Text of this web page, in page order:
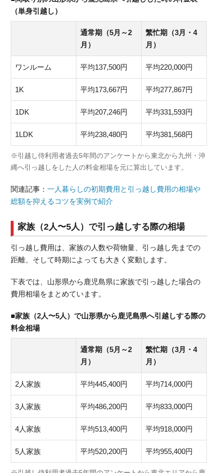
（単身引越し）
通常期（5月～2
月）
繁忙期（3月・4
月）
ワンルーム 平均137,500円 平均220,000円
1K 平均173,667円 平均277,867円
1DK 平均207,246円 平均331,593円
1LDK 平均238,480円 平均381,568円
※引越し侍利用者過去5年間のアンケートから東北から九州・沖
縄へ引っ越しをした人の料金相場を元に算出しています。
関連記事：一人暮らしの初期費用と引っ越し費用の相場や
総額を抑えるコツを実例で紹介
家族（2人〜5人）で引っ越しする際の相場
引っ越し費用は、家族の人数や荷物量、引っ越し先までの
距離、そして時期によっても大きく変動します。
下表では、山形県から鹿児島県に家族で引っ越した場合の
費用相場をまとめています。
■家族（2人〜5人）で山形県から鹿児島県へ引越しする際の
料金相場
通常期（5月～2
月）
繁忙期（3月・4
月）
2人家族 平均445,400円 平均714,000円
3人家族 平均486,200円 平均833,000円
4人家族 平均513,400円 平均918,000円
5人家族 平均520,200円 平均955,400円